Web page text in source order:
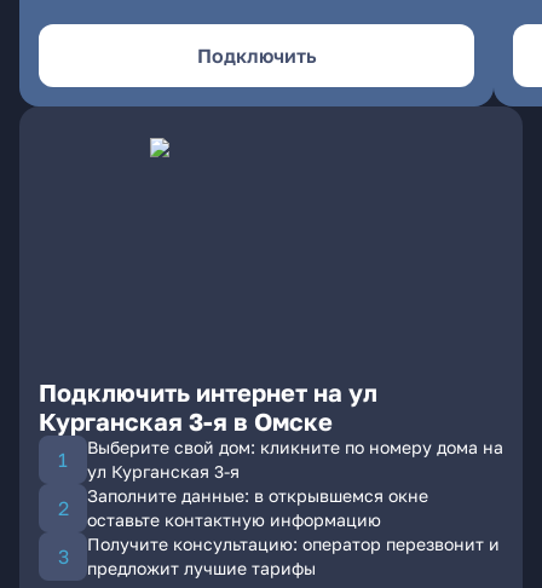
Подключить
Подключить интернет на ул
Курганская 3-я в Омске
Выберите свой дом: кликните по номеру дома на
ул Курганская 3-я
Заполните данные: в открывшемся окне
оставьте контактную информацию
Получите консультацию: оператор перезвонит и
предложит лучшие тарифы